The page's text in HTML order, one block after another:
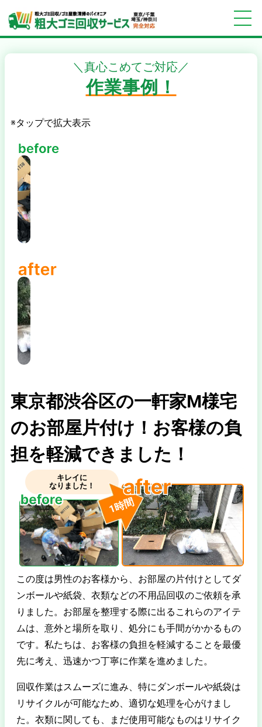
＼真心こめてご対応／
作業事例！
※タップで拡大表示
東京都渋谷区の一軒家M様宅
のお部屋片付け！お客様の負
担を軽減できました！
キレイに
なりました！
1時間
この度は男性のお客様から、お部屋の片付けとしてダ
ンボールや紙袋、衣類などの不用品回収のご依頼を承
りました。お部屋を整理する際に出るこれらのアイテ
ムは、意外と場所を取り、処分にも手間がかかるもの
です。私たちは、お客様の負担を軽減することを最優
先に考え、迅速かつ丁寧に作業を進めました。
回収作業はスムーズに進み、特にダンボールや紙袋は
リサイクルが可能なため、適切な処理を心がけまし
た。衣類に関しても、まだ使用可能なものはリサイク